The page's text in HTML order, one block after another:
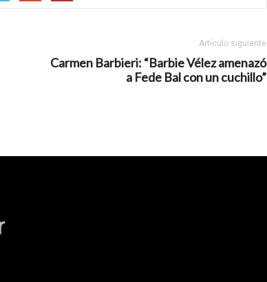
Artículo siguiente
Carmen Barbieri: “Barbie Vélez amenazó
a Fede Bal con un cuchillo”